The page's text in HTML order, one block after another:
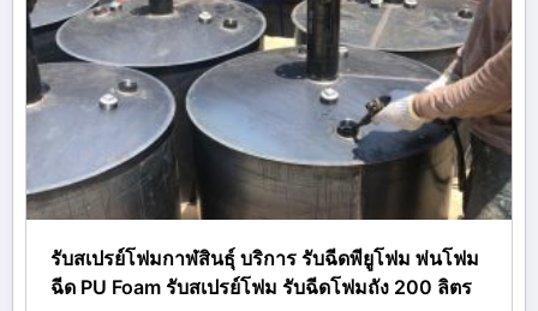
รับสเปรย์โฟมกาฬสินธุ์ บริการ รับฉีดพียูโฟม พ่นโฟม
ฉีด PU Foam รับสเปรย์โฟม รับฉีดโฟมถัง 200 ลิตร